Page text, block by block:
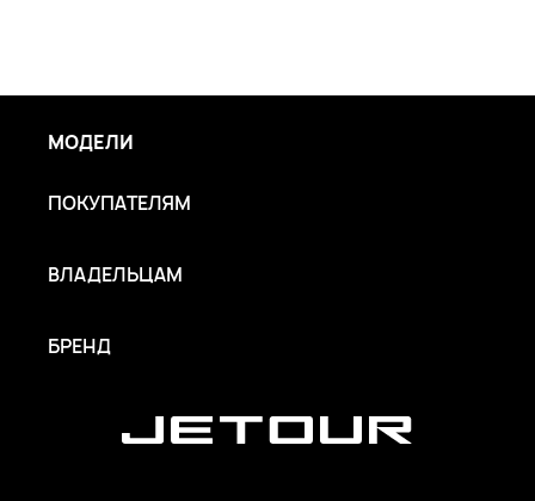
МОДЕЛИ
ПОКУПАТЕЛЯМ
ВЛАДЕЛЬЦАМ
БРЕНД